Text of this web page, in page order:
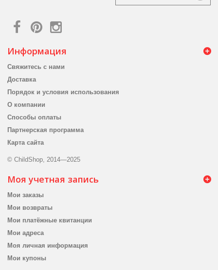
Информация
Свяжитесь с нами
Доставка
Порядок и условия использования
О компании
Способы оплаты
Партнерская программа
Карта сайта
© ChildShop, 2014—2025
Моя учетная запись
Мои заказы
Мои возвраты
Мои платёжные квитанции
Мои адреса
Моя личная информация
Мои купоны